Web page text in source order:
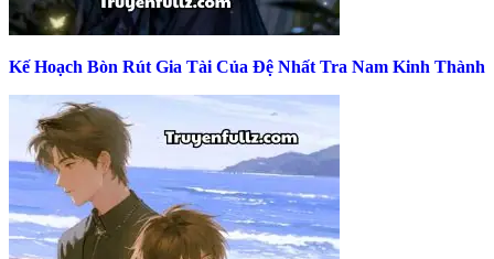
Kế Hoạch Bòn Rút Gia Tài Của Đệ Nhất Tra Nam Kinh Thành